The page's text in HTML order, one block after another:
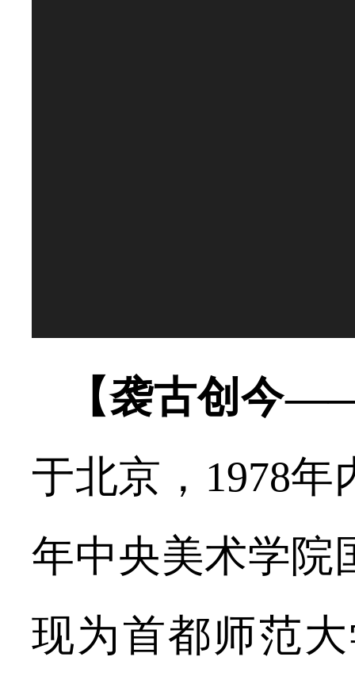
【袭古创今
于北京，1978年
年中央美术学院
现为首都师范